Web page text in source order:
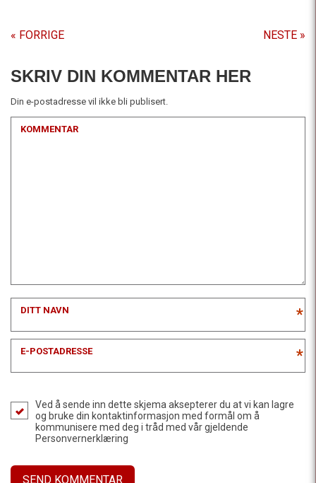
« FORRIGE NESTE »
SKRIV DIN KOMMENTAR HER
Din e-postadresse vil ikke bli publisert.
KOMMENTAR
DITT NAVN *
E-POSTADRESSE *
Ved å sende inn dette skjema aksepterer du at vi kan lagre
og bruke din kontaktinformasjon med formål om å
kommunisere med deg i tråd med vår gjeldende
Personvernerklæring